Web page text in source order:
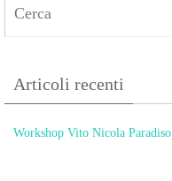
Articoli recenti
Workshop Vito Nicola Paradiso